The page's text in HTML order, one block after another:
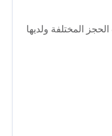
عبر منصات الحجز المختلفة ولديها